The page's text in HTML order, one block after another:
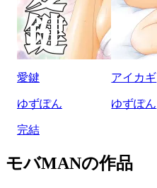
愛鍵
ゆずぽん
完結
アイカギ
ゆずぽん
モバMANの作品